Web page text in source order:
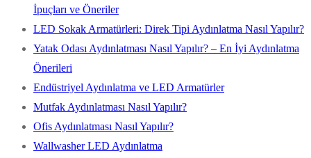
İpuçları ve Öneriler
LED Sokak Armatürleri: Direk Tipi Aydınlatma Nasıl Yapılır?
Yatak Odası Aydınlatması Nasıl Yapılır? – En İyi Aydınlatma
Önerileri
Endüstriyel Aydınlatma ve LED Armatürler
Mutfak Aydınlatması Nasıl Yapılır?
Ofis Aydınlatması Nasıl Yapılır?
Wallwasher LED Aydınlatma